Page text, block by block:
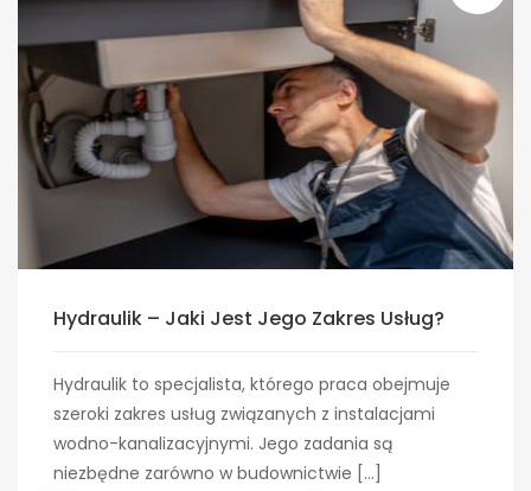
Hydraulik – Jaki Jest Jego Zakres Usług?
Hydraulik to specjalista, którego praca obejmuje
szeroki zakres usług związanych z instalacjami
wodno-kanalizacyjnymi. Jego zadania są
niezbędne zarówno w budownictwie […]